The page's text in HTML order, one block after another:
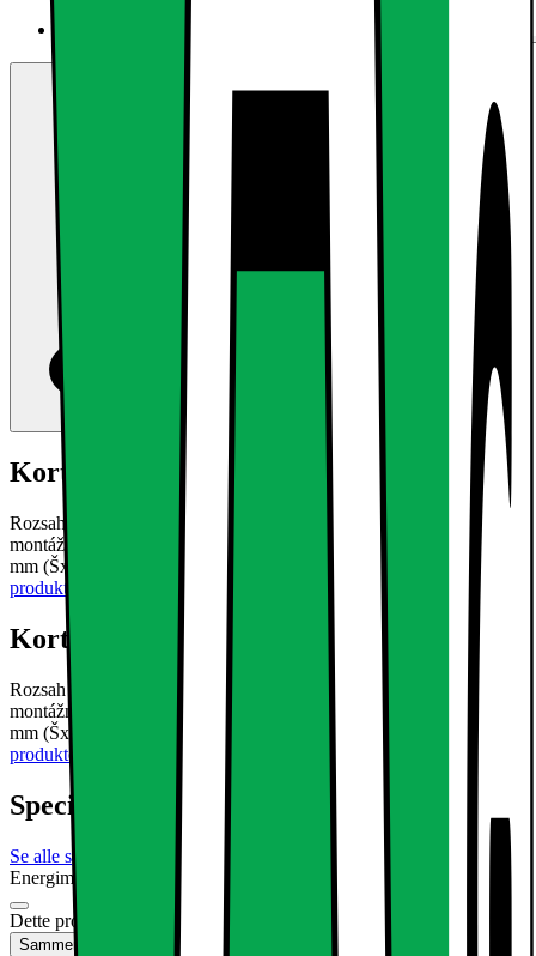
Kort om produktet
Rozsah dodávky:6 x LED panel 30x30cm studená bílá 6000K6 x
montážní materiál6 x transformátorTechnické informace:Rozmery v
mm (ŠxDxV) 300 x 300 x 10 mmStmívateln&eacut
Læs mere om
produktet
Kort om produktet
Rozsah dodávky:6 x LED panel 30x30cm studená bílá 6000K6 x
montážní materiál6 x transformátorTechnické informace:Rozmery v
mm (ŠxDxV) 300 x 300 x 10 mmStmívateln&eacut
produktet
Specifikationer
Se alle specifikationer
Energimærkning
Produktdatablad
Dette produkt er ikke tilgængeligt
Sammenlign